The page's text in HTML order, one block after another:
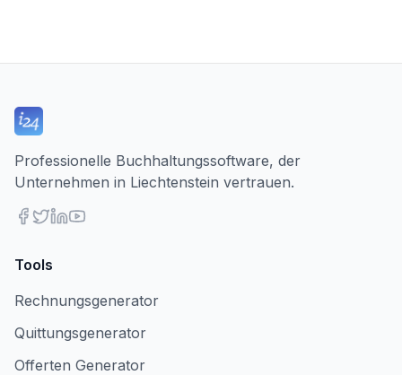
Professionelle Buchhaltungssoftware, der
Unternehmen in Liechtenstein vertrauen.
Tools
Rechnungsgenerator
Quittungsgenerator
Offerten Generator